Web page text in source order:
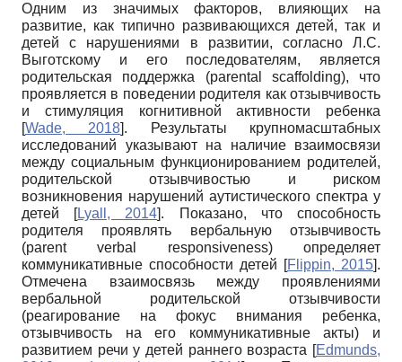
Одним из значимых факторов, влияющих на
развитие, как типично развивающихся детей, так и
детей с нарушениями в развитии, согласно Л.С.
Выготскому и его последователям, является
родительская поддержка (parental scaffolding), что
проявляется в поведении родителя как отзывчивость
и стимуляция когнитивной активности ребенка
[Wade, 2018]. Результаты крупномасштабных
исследований указывают на наличие взаимосвязи
между социальным функционированием родителей,
родительской отзывчивостью и риском
возникновения нарушений аутистического спектра у
детей
[Lyall, 2014]. Показано, что способность
родителя проявлять вербальную отзывчивость
(parent verbal responsiveness) определяет
коммуникативные способности детей [Flippin, 2015].
Отмечена взаимосвязь между проявлениями
вербальной родительской отзывчивости
(реагирование на фокус внимания ребенка,
отзывчивость на его коммуникативные акты) и
развитием речи у детей раннего возраста [Edmunds,